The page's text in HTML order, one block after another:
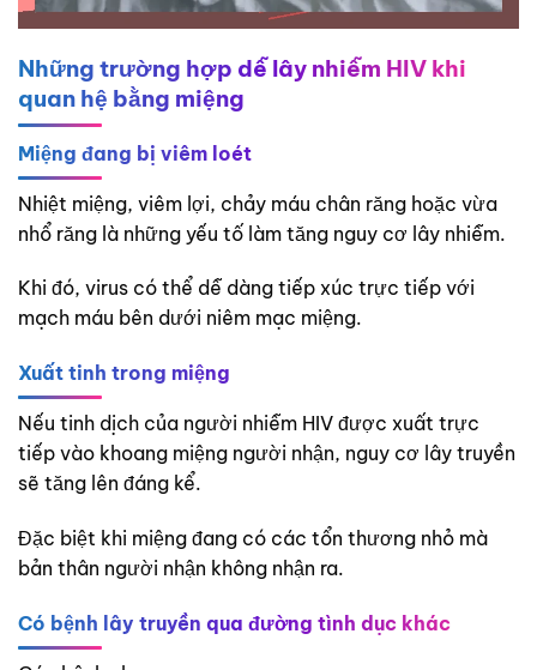
Những trường hợp dễ lây nhiễm HIV khi
quan hệ bằng miệng
Miệng đang bị viêm loét
Nhiệt miệng, viêm lợi, chảy máu chân răng hoặc vừa
nhổ răng là những yếu tố làm tăng nguy cơ lây nhiễm.
Khi đó, virus có thể dễ dàng tiếp xúc trực tiếp với
mạch máu bên dưới niêm mạc miệng.
Xuất tinh trong miệng
Nếu tinh dịch của người nhiễm HIV được xuất trực
tiếp vào khoang miệng người nhận, nguy cơ lây truyền
sẽ tăng lên đáng kể.
Đặc biệt khi miệng đang có các tổn thương nhỏ mà
bản thân người nhận không nhận ra.
Có bệnh lây truyền qua đường tình dục khác